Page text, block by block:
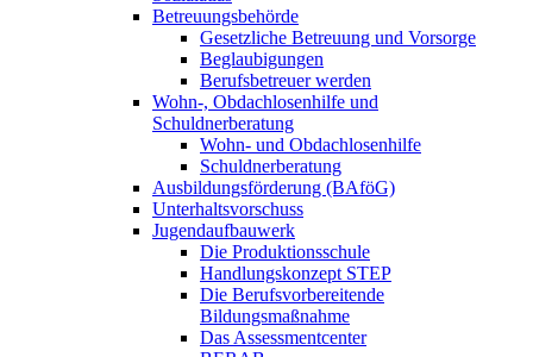
Betreuungsbehörde
Gesetzliche Betreuung und Vorsorge
Beglaubigungen
Berufsbetreuer werden
Wohn-, Obdachlosenhilfe und
Schuldnerberatung
Wohn- und Obdachlosenhilfe
Schuldnerberatung
Ausbildungsförderung (BAföG)
Unterhaltsvorschuss
Jugendaufbauwerk
Die Produktionsschule
Handlungskonzept STEP
Die Berufsvorbereitende
Bildungsmaßnahme
Das Assessmentcenter